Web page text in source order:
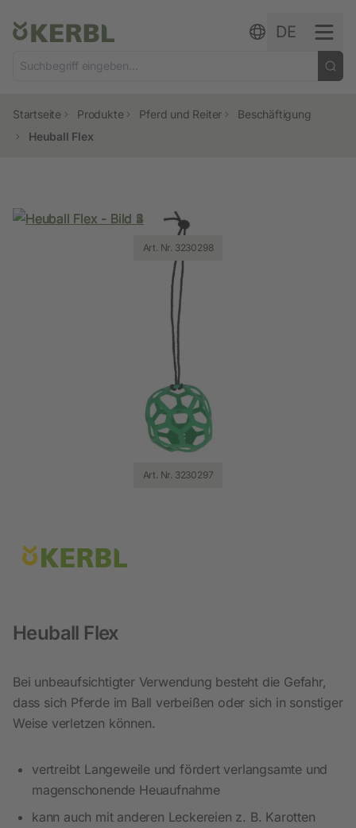
DE
Startseite Produkte Pferd und Reiter
Beschäftigung
Heuball Flex
Art. Nr. 3230297
Art. Nr. 3230298
Art. Nr. 3230297
Art. Nr. 3230298
Art. Nr. 3230298
Heuball Flex
Bei unbeaufsichtigter Verwendung besteht die Gefahr,
dass sich Pferde im Ball verbeißen oder sich in sonstiger
Weise verletzen können.
vertreibt Langeweile und fördert verlangsamte und
magenschonende Heuaufnahme
kann auch mit anderen Leckereien z. B. Karotten